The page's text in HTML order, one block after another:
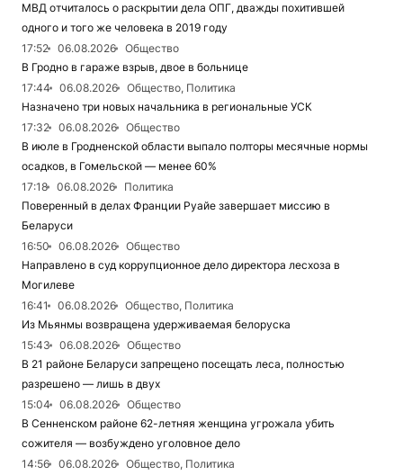
МВД отчиталось о раскрытии дела ОПГ, дважды похитившей
одного и того же человека в 2019 году
17:52
06.08.2026
Общество
В Гродно в гараже взрыв, двое в больнице
17:44
06.08.2026
Общество, Политика
Назначено три новых начальника в региональные УСК
17:32
06.08.2026
Общество
В июле в Гродненской области выпало полторы месячные нормы
осадков, в Гомельской — менее 60%
17:18
06.08.2026
Политика
Поверенный в делах Франции Руайе завершает миссию в
Беларуси
16:50
06.08.2026
Общество
Направлено в суд коррупционное дело директора лесхоза в
Могилеве
16:41
06.08.2026
Общество, Политика
Из Мьянмы возвращена удерживаемая белоруска
15:43
06.08.2026
Общество
В 21 районе Беларуси запрещено посещать леса, полностью
разрешено — лишь в двух
15:04
06.08.2026
Общество
В Сенненском районе 62-летняя женщина угрожала убить
сожителя — возбуждено уголовное дело
14:56
06.08.2026
Общество, Политика